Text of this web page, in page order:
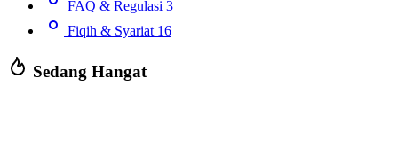
FAQ & Regulasi 3
Fiqih & Syariat 16
Sedang Hangat